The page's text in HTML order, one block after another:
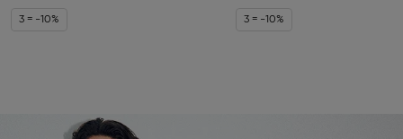
3 = -10% 3 = -10%